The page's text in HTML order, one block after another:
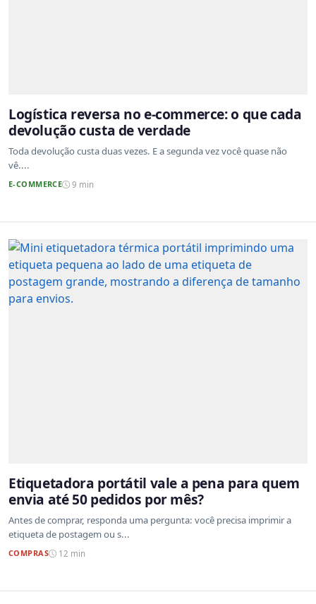
Logística reversa no e-commerce: o que cada
devolução custa de verdade
Toda devolução custa duas vezes. E a segunda vez você quase não
vê....
E-COMMERCE 9 min
Etiquetadora portátil vale a pena para quem
envia até 50 pedidos por mês?
Antes de comprar, responda uma pergunta: você precisa imprimir a
etiqueta de postagem ou s...
COMPRAS 12 min